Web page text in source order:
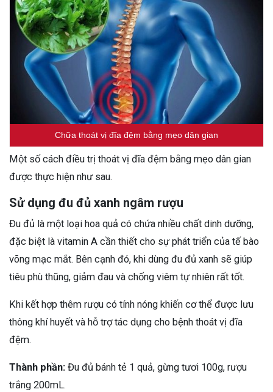
Chữa thoát vị đĩa đệm bằng mẹo dân gian
Một số cách điều trị thoát vị đĩa đệm bằng mẹo dân gian
được thực hiện như sau.
Sử dụng đu đủ xanh ngâm rượu
Đu đủ là một loại hoa quả có chứa nhiều chất dinh dưỡng,
đặc biệt là vitamin A cần thiết cho sự phát triển của tế bào
võng mạc mắt. Bên cạnh đó, khi dùng đu đủ xanh sẽ giúp
tiêu phù thũng, giảm đau và chống viêm tự nhiên rất tốt.
Khi kết hợp thêm rượu có tính nóng khiến cơ thể được lưu
thông khí huyết và hỗ trợ tác dụng cho bệnh thoát vị đĩa
đệm.
Thành phần: Đu đủ bánh tẻ 1 quả, gừng tươi 100g, rượu
trắng 200mL.